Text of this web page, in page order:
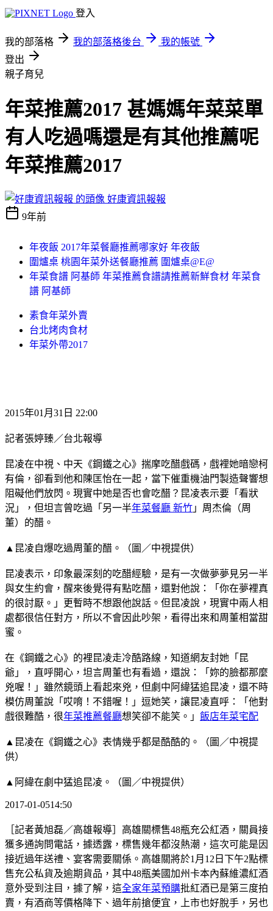
登入
我的部落格 我的部落格後台
我的帳號
登出
親子育兒
年菜推薦2017 甚媽媽年菜菜單
有人吃過嗎還是有其他推薦呢
年菜推薦2017
好康資訊報報
9年前
年夜飯 2017年菜餐廳推薦哪家好 年夜飯
圍爐桌 桃園年菜外送餐廳推薦 圍爐桌@E@
年菜食譜 阿基師 年菜推薦食譜請推薦新鮮食材 年菜食
譜 阿基師
素食年菜外賣
台北烤肉食材
年菜外帶2017
2015年01月31日 22:00
記者張婷臻／台北報導
昆凌在中視、中天《鋼鐵之心》揣摩吃醋戲碼，戲裡她暗戀柯
有倫，卻看到他和陳匡怡在一起，當下催重機油門製造聲響想
阻礙他們放閃。現實中她是否也會吃醋？昆凌表示要「看狀
況」，但坦言曾吃過「另一半年菜餐廳 新竹 」周杰倫（周
董）的醋。
▲昆凌自爆吃過周董的醋。（圖／中視提供）
昆凌表示，印象最深刻的吃醋經驗，是有一次做夢夢見另一半
與女生約會，醒來後覺得有點吃醋，還對他說：「你在夢裡真
的很討厭。」更暫時不想跟他說話。但昆凌說，現實中兩人相
處都很信任對方，所以不會因此吵架，看得出來和周董相當甜
蜜。
在《鋼鐵之心》的裡昆凌走冷酷路線，知道網友封她「昆
爺」，直呼開心，坦言周董也有看過，還說：「妳的臉都那麼
兇喔！」雖然鏡頭上看起來兇，但劇中阿緯猛追昆凌，還不時
模仿周董說「哎唷！不錯喔！」逗她笑，讓昆凌直呼：「他對
戲很難酷，很年菜推薦餐廳想笑卻不能笑。」 飯店年菜宅配
▲昆凌在《鋼鐵之心》表情幾乎都是酷酷的。（圖／中視提
供）
▲阿緯在劇中猛追昆凌。（圖／中視提供）
2017-01-0514:50
［記者黃旭磊／高雄報導］高雄關標售48瓶充公紅酒，關員接
獲多通詢問電話，據透露，標售幾年都沒熱潮，這次可能是因
接近過年送禮、宴客需要關係。高雄關將於1月12日下午2點標
售充公私貨及逾期貨品，其中48瓶美國加州卡本內蘇維濃紅酒
意外受到注目，據了解，這全家年菜預購批紅酒已是第三度拍
賣，有酒商等價格降下、過年前搶便宜，上市也好脫手，另也